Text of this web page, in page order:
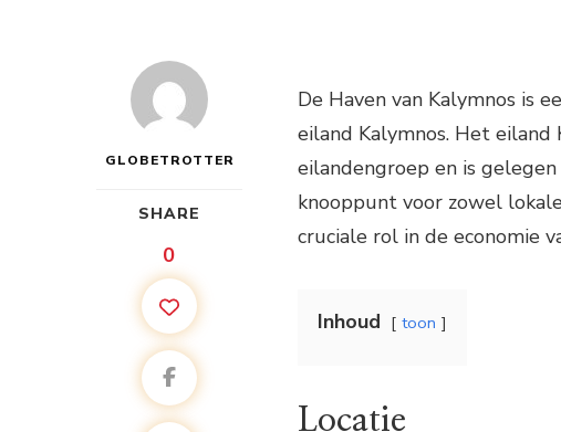
GLOBETROTTER
SHARE
0
De Haven van Kalymnos is
eiland Kalymnos. Het
eilandengroep en is
knooppunt voor zowel
cruciale rol in de economie
Inhoud toon
Locatie